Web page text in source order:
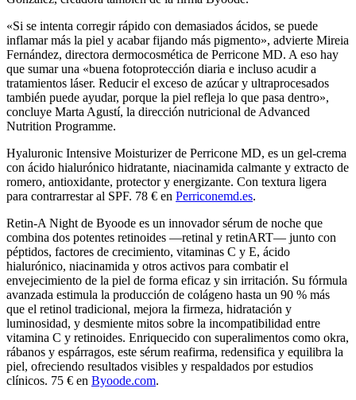
«Si se intenta corregir rápido con demasiados ácidos, se puede
inflamar más la piel y acabar fijando más pigmento», advierte Mireia
Fernández, directora dermocosmética de Perricone MD. A eso hay
que sumar una «buena fotoprotección diaria e incluso acudir a
tratamientos láser. Reducir el exceso de azúcar y ultraprocesados
también puede ayudar, porque la piel refleja lo que pasa dentro»,
concluye Marta Agustí, la dirección nutricional de Advanced
Nutrition Programme.
Hyaluronic Intensive Moisturizer de Perricone MD, es un gel-crema
con ácido hialurónico hidratante, niacinamida calmante y extracto de
romero, antioxidante, protector y energizante. Con textura ligera
para contrarrestar al SPF. 78 € en Perriconemd.es.
Retin-A Night de Byoode es un innovador sérum de noche que
combina dos potentes retinoides —retinal y retinART— junto con
péptidos, factores de crecimiento, vitaminas C y E, ácido
hialurónico, niacinamida y otros activos para combatir el
envejecimiento de la piel de forma eficaz y sin irritación. Su fórmula
avanzada estimula la producción de colágeno hasta un 90 % más
que el retinol tradicional, mejora la firmeza, hidratación y
luminosidad, y desmiente mitos sobre la incompatibilidad entre
vitamina C y retinoides. Enriquecido con superalimentos como okra,
rábanos y espárragos, este sérum reafirma, redensifica y equilibra la
piel, ofreciendo resultados visibles y respaldados por estudios
clínicos. 75 € en Byoode.com.